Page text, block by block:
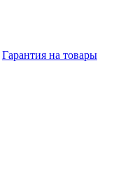
Гарантия на товары